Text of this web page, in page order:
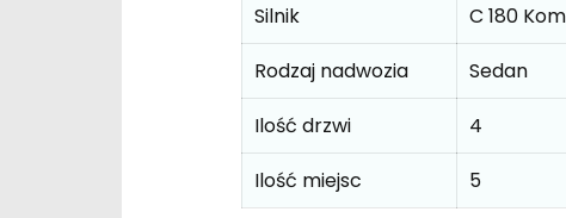
Silnik
C 180
Rodzaj nadwozia
Sedan
Ilość drzwi
4
Ilość miejsc
5